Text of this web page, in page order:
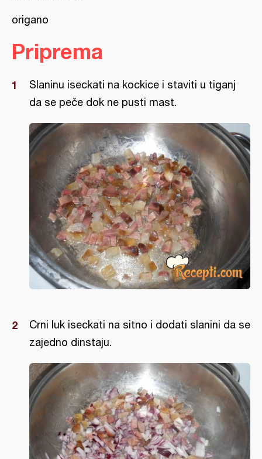
origano
Priprema
Slaninu iseckati na kockice i staviti u tiganj
da se peče dok ne pusti mast.
Crni luk iseckati na sitno i dodati slanini da se
zajedno dinstaju.